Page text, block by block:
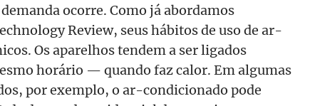
ocorre. Como já abordamos
Review, seus hábitos de uso de ar-
Os aparelhos tendem a ser ligados
horário — quando faz calor. Em algumas
por exemplo, o ar-condicionado pode